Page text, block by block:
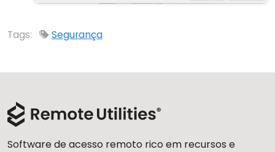
Tags: Segurança
Software de acesso remoto rico em recursos e